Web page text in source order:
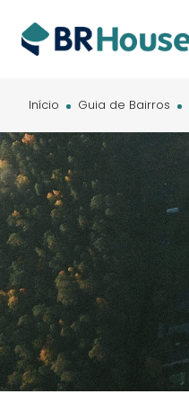
Início Guia de Bairros